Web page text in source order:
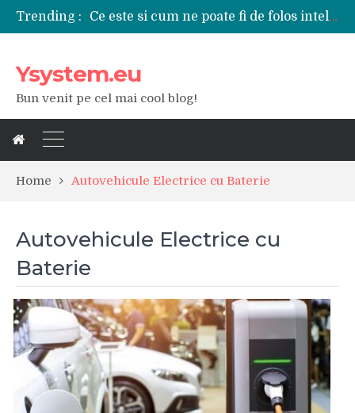
Trending :
Tipuri de polizoare de care este nevoie intr-un atelier
Cele mai bune smartphone-uri lansate in anul 2024
Ysystem.eu
Bun venit pe cel mai cool blog!
Home Autovehicule Electrice cu Baterie
Autovehicule Electrice cu
Baterie